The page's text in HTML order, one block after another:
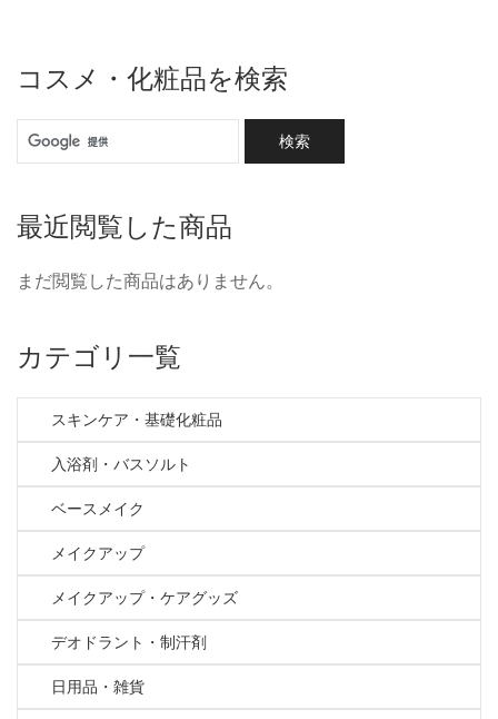
コスメ・化粧品を検索
検索
最近閲覧した商品
まだ閲覧した商品はありません。
カテゴリ一覧
スキンケア・基礎化粧品
入浴剤・バスソルト
ベースメイク
メイクアップ
メイクアップ・ケアグッズ
デオドラント・制汗剤
日用品・雑貨